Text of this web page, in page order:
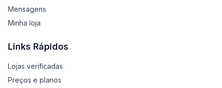
Mensagens
Minha loja
Links Rápidos
Lojas verificadas
Preços e planos